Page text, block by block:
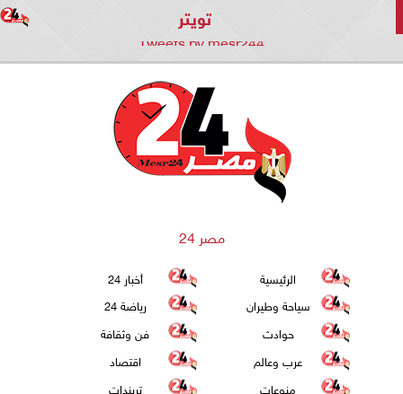
تويتر
Tweets by mesr244
مصر 24
الرئيسية
أخبار 24
سياحة وطيران
رياضة 24
حوادث
فن وثقافة
عرب وعالم
اقتصاد
منوعات
تريندات